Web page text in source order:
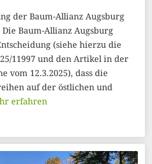
der Baum-Allianz Augsburg
Die Baum-Allianz Augsburg
(siehe hierzu die
25/11997 und den Artikel in der
vom 12.3.2025), dass die
auf der östlichen und
erfahren